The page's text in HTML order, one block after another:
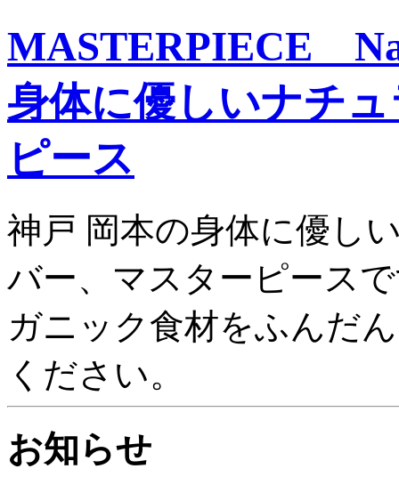
MASTERPIECE
身体に優しいナチ
ピース
神戸 岡本の身体に優し
バー、マスターピース
ガニック食材をふんだ
ください。
お知らせ